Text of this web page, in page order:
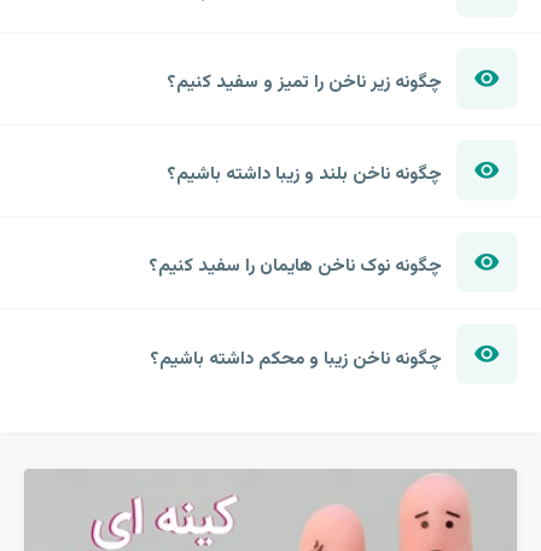
چگونه زیر ناخن را تمیز و سفید کنیم؟
چگونه ناخن بلند و زیبا داشته باشیم؟
چگونه نوک ناخن هایمان را سفید کنیم؟
چگونه ناخن زیبا و محکم داشته باشیم؟